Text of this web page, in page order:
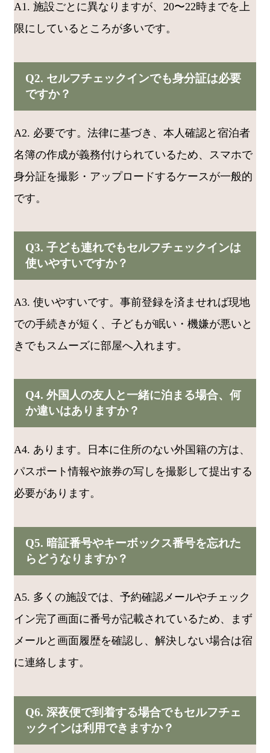
A1. 施設ごとに異なりますが、20〜22時までを上
限にしているところが多いです。
Q2. セルフチェックインでも身分証は必要
ですか？
A2. 必要です。法律に基づき、本人確認と宿泊者
名簿の作成が義務付けられているため、スマホで
身分証を撮影・アップロードするケースが一般的
です。
Q3. 子ども連れでもセルフチェックインは
使いやすいですか？
A3. 使いやすいです。事前登録を済ませれば現地
での手続きが短く、子どもが眠い・機嫌が悪いと
きでもスムーズに部屋へ入れます。
Q4. 外国人の友人と一緒に泊まる場合、何
か違いはありますか？
A4. あります。日本に住所のない外国籍の方は、
パスポート情報や旅券の写しを撮影して提出する
必要があります。
Q5. 暗証番号やキーボックス番号を忘れた
らどうなりますか？
A5. 多くの施設では、予約確認メールやチェック
イン完了画面に番号が記載されているため、まず
メールと画面履歴を確認し、解決しない場合は宿
に連絡します。
Q6. 深夜便で到着する場合でもセルフチェ
ックインは利用できますか？